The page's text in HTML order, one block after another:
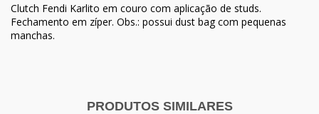
Clutch Fendi Karlito em couro com aplicação de studs.
Fechamento em zíper. Obs.: possui dust bag com pequenas
manchas.
PRODUTOS SIMILARES